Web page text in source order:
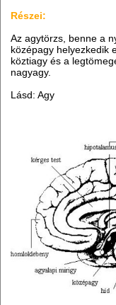
Részei:
Az agytörzs, benne a
középagy helyezkedik
köztiagy és a
nagyagy.
Lásd: Agy